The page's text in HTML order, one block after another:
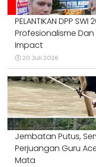
PELANTIKAN DPP
Profesionalisme
Impact
20 Juli 2026
Jembatan Putus,
Perjuangan Guru
Mata